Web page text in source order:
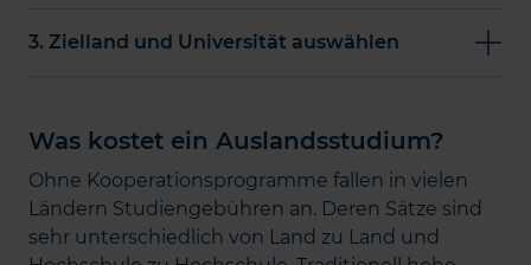
3. Zielland und Universität auswählen
Was kostet ein Auslandsstudium?
Ohne Kooperationsprogramme fallen in vielen
Ländern Studiengebühren an. Deren Sätze sind
sehr unterschiedlich von Land zu Land und